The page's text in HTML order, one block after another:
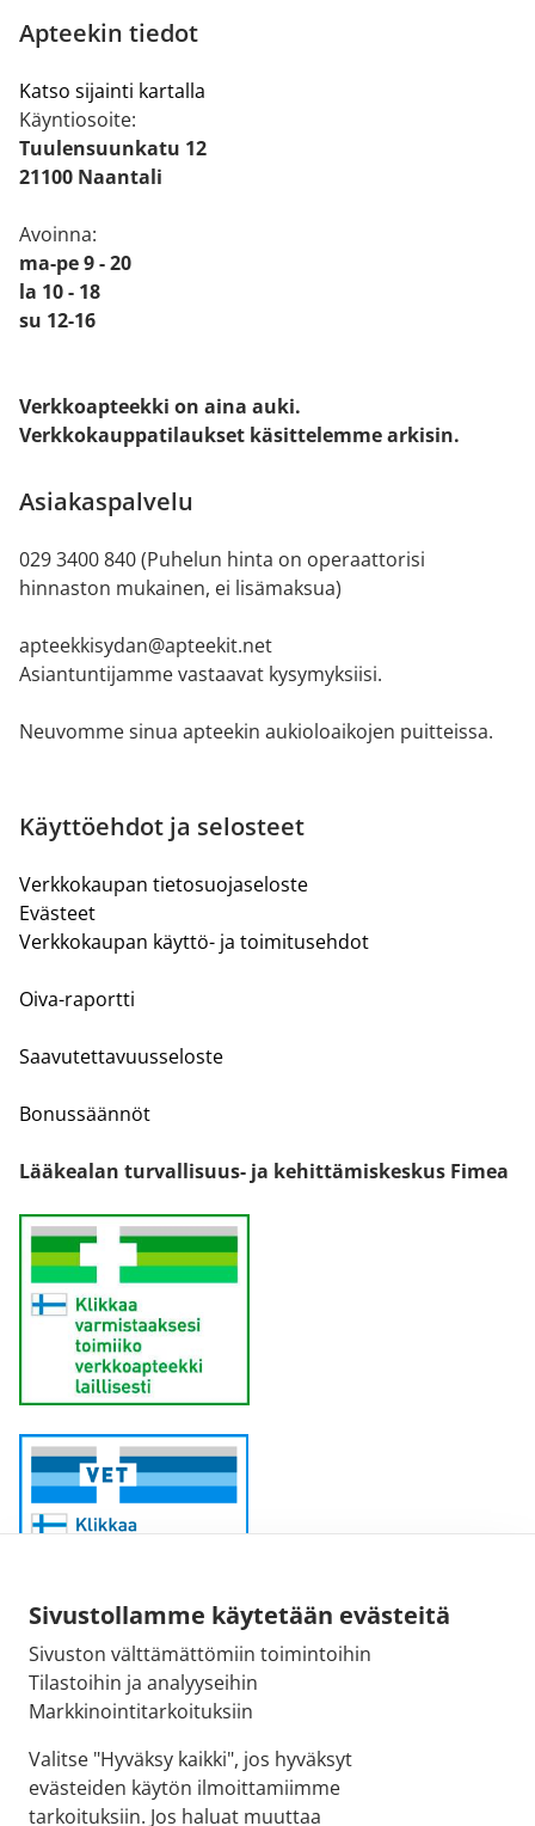
Sivustollamme käytetään evästeitä
Sivuston välttämättömiin toimintoihin
Tilastoihin ja analyyseihin
Markkinointitarkoituksiin
Valitse "Hyväksy kaikki", jos hyväksyt
evästeiden käytön ilmoittamiimme
tarkoituksiin. Jos haluat muuttaa
Apteekin tiedot
Katso sijainti kartalla
Käyntiosoite:
Tuulensuunkatu 12
21100 Naantali
Avoinna:
ma-pe 9 - 20
la 10 - 18
su 12-16
Verkkoapteekki on aina auki.
Verkkokauppatilaukset käsittelemme arkisin.
Asiakaspalvelu
029 3400 840 (Puhelun hinta on operaattorisi
hinnaston mukainen, ei lisämaksua)
apteekkisydan@apteekit.net
Asiantuntijamme vastaavat kysymyksiisi.
Neuvomme sinua apteekin aukioloaikojen puitteissa.
Käyttöehdot ja selosteet
Verkkokaupan tietosuojaseloste
Evästeet
Verkkokaupan käyttö- ja toimitusehdot
Oiva-raportti
Saavutettavuusseloste
Bonussäännöt
Lääkealan turvallisuus- ja kehittämiskeskus Fimea
Sähköpostiosoite:
kirjaamo@fimea.fi
Fimean vaihde:
029 522 3341